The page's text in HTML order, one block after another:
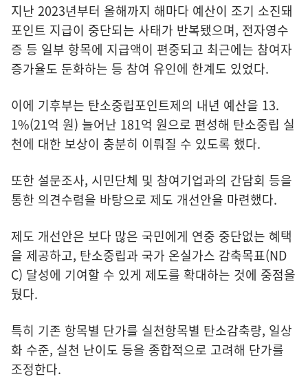
지난 2023년부터 올해까지 해마다 예산이 조기 소진돼
포인트 지급이 중단되는 사태가 반복됐으며, 전자영수
증 등 일부 항목에 지급액이 편중되고 최근에는 참여자
증가율도 둔화하는 등 참여 유인에 한계도 있었다.
이에 기후부는 탄소중립포인트제의 내년 예산을 13.
1%(21억 원) 늘어난 181억 원으로 편성해 탄소중립 실
천에 대한 보상이 충분히 이뤄질 수 있도록 했다.
또한 설문조사, 시민단체 및 참여기업과의 간담회 등을
통한 의견수렴을 바탕으로 제도 개선안을 마련했다.
제도 개선안은 보다 많은 국민에게 연중 중단없는 혜택
을 제공하고, 탄소중립과 국가 온실가스 감축목표(ND
C) 달성에 기여할 수 있게 제도를 확대하는 것에 중점을
뒀다.
특히 기존 항목별 단가를 실천항목별 탄소감축량, 일상
화 수준, 실천 난이도 등을 종합적으로 고려해 단가를
조정한다.